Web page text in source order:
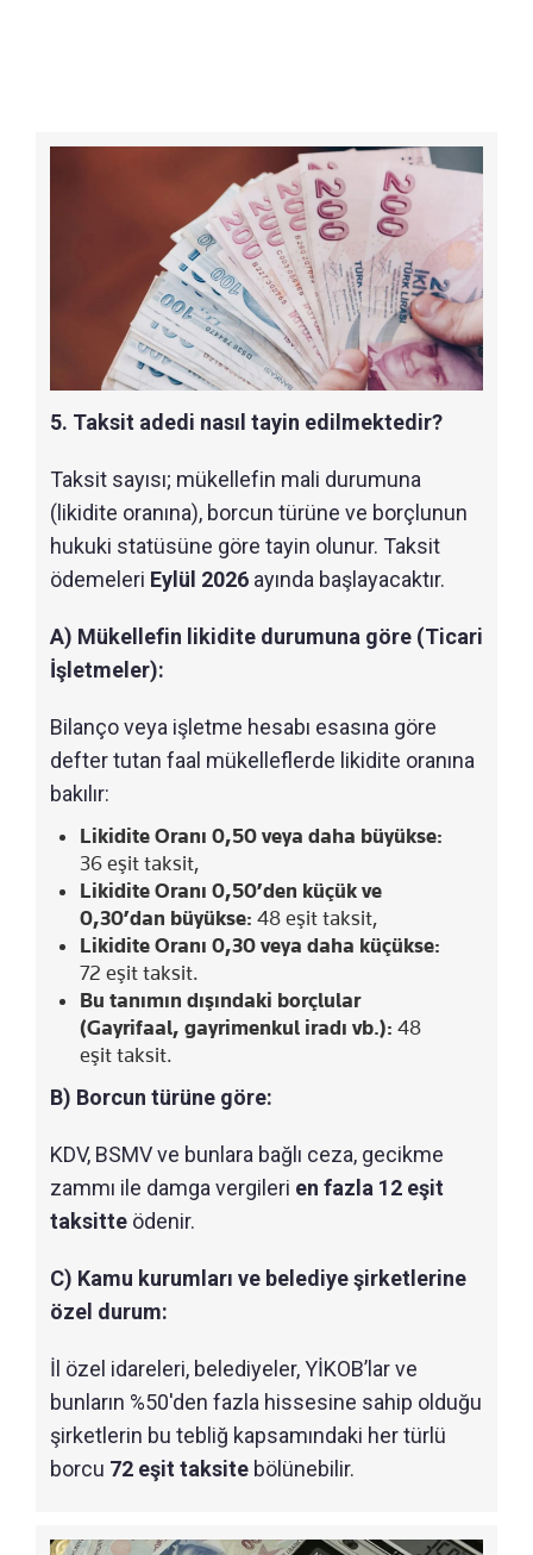
5. Taksit adedi nasıl tayin edilmektedir?
Taksit sayısı; mükellefin mali durumuna
(likidite oranına), borcun türüne ve borçlunun
hukuki statüsüne göre tayin olunur. Taksit
ödemeleri Eylül 2026 ayında başlayacaktır.
A) Mükellefin likidite durumuna göre (Ticari
İşletmeler):
Bilanço veya işletme hesabı esasına göre
defter tutan faal mükelleflerde likidite oranına
bakılır:
Likidite Oranı 0,50 veya daha büyükse:
36 eşit taksit,
Likidite Oranı 0,50’den küçük ve
0,30’dan büyükse: 48 eşit taksit,
Likidite Oranı 0,30 veya daha küçükse:
72 eşit taksit.
Bu tanımın dışındaki borçlular
(Gayrifaal, gayrimenkul iradı vb.): 48
eşit taksit.
B) Borcun türüne göre:
KDV, BSMV ve bunlara bağlı ceza, gecikme
zammı ile damga vergileri en fazla 12 eşit
taksitte ödenir.
C) Kamu kurumları ve belediye şirketlerine
özel durum:
İl özel idareleri, belediyeler, YİKOB’lar ve
bunların %50'den fazla hissesine sahip olduğu
şirketlerin bu tebliğ kapsamındaki her türlü
borcu 72 eşit taksite bölünebilir.